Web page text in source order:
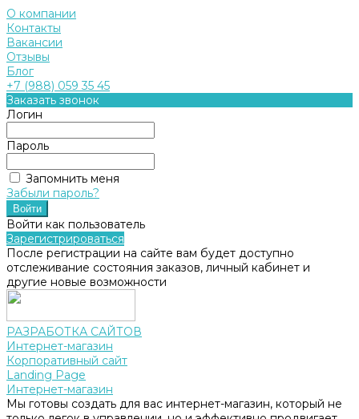
О компании
Контакты
Вакансии
Отзывы
Блог
+7 (988) 059 35 45
Заказать звонок
Логин
Пароль
Запомнить меня
Забыли пароль?
Войти как пользователь
Зарегистрироваться
После регистрации на сайте вам будет доступно
отслеживание состояния заказов, личный кабинет и
другие новые возможности
РАЗРАБОТКА САЙТОВ
Интернет-магазин
Корпоративный сайт
Landing Page
Интернет-магазин
Мы готовы создать для вас интернет-магазин, который не